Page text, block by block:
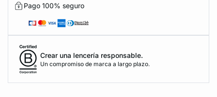
Pago 100% seguro
Crear una lencería responsable.
Un compromiso de marca a largo plazo.